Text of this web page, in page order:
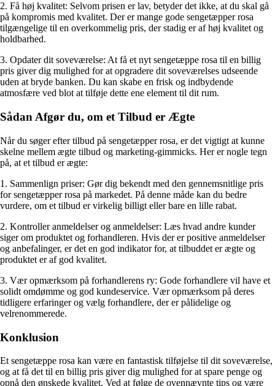
2. Få høj kvalitet: Selvom prisen er lav, betyder det ikke, at du skal gå
på kompromis med kvalitet. Der er mange gode sengetæpper rosa
tilgængelige til en overkommelig pris, der stadig er af høj kvalitet og
holdbarhed.
3. Opdater dit soveværelse: At få et nyt sengetæppe rosa til en billig
pris giver dig mulighed for at opgradere dit soveværelses udseende
uden at bryde banken. Du kan skabe en frisk og indbydende
atmosfære ved blot at tilføje dette ene element til dit rum.
Sådan Afgør du, om et Tilbud er Ægte
Når du søger efter tilbud på sengetæpper rosa, er det vigtigt at kunne
skelne mellem ægte tilbud og marketing-gimmicks. Her er nogle tegn
på, at et tilbud er ægte:
1. Sammenlign priser: Gør dig bekendt med den gennemsnitlige pris
for sengetæpper rosa på markedet. På denne måde kan du bedre
vurdere, om et tilbud er virkelig billigt eller bare en lille rabat.
2. Kontroller anmeldelser og anmeldelser: Læs hvad andre kunder
siger om produktet og forhandleren. Hvis der er positive anmeldelser
og anbefalinger, er det en god indikator for, at tilbuddet er ægte og
produktet er af god kvalitet.
3. Vær opmærksom på forhandlerens ry: Gode forhandlere vil have et
solidt omdømme og god kundeservice. Vær opmærksom på deres
tidligere erfaringer og vælg forhandlere, der er pålidelige og
velrenommerede.
Konklusion
Et sengetæppe rosa kan være en fantastisk tilføjelse til dit soveværelse,
og at få det til en billig pris giver dig mulighed for at spare penge og
opnå den ønskede kvalitet. Ved at følge de ovennævnte tips og være